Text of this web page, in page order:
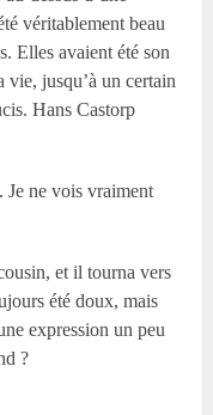
véritablement beau
Elles avaient été son
vie, jusqu’à un certain
Hans Castorp
Je ne vois vraiment
et il tourna vers
été doux, mais
expression un peu
?